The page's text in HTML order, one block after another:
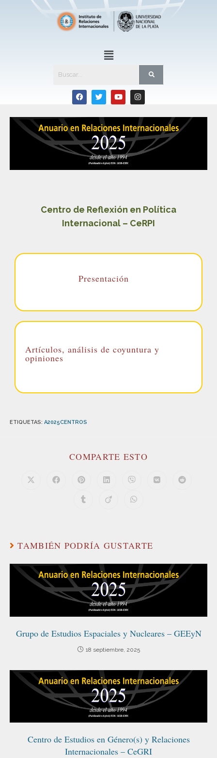
Centro de Reflexión en Política
Internacional – CeRPI
Presentación
Artículos, análisis de coyuntura y
opiniones
ETIQUETAS: A2025CENTROS
COMPARTE ESTO
TAMBIÉN PODRÍA GUSTARTE
Grupo de Estudios Espaciales y Nucleares – GEEyN
18 septiembre, 2025
Centro de Estudios en Género(s) y Relaciones
Internacionales – CeGRI